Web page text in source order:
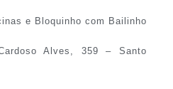
e Bloquinho com Bailinho
Alves, 359 – Santo